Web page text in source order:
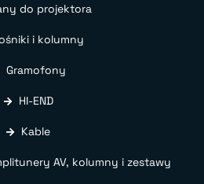
do projektora
i kolumny
Gramofony
HI-END
Kable
AV, kolumny i zestawy